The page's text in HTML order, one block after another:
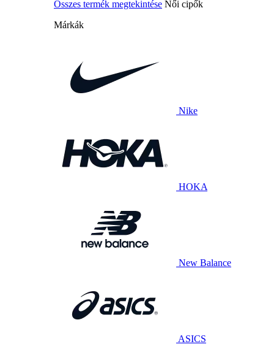
Összes termék megtekintése Női cipők
Márkák
Nike
HOKA
New Balance
ASICS